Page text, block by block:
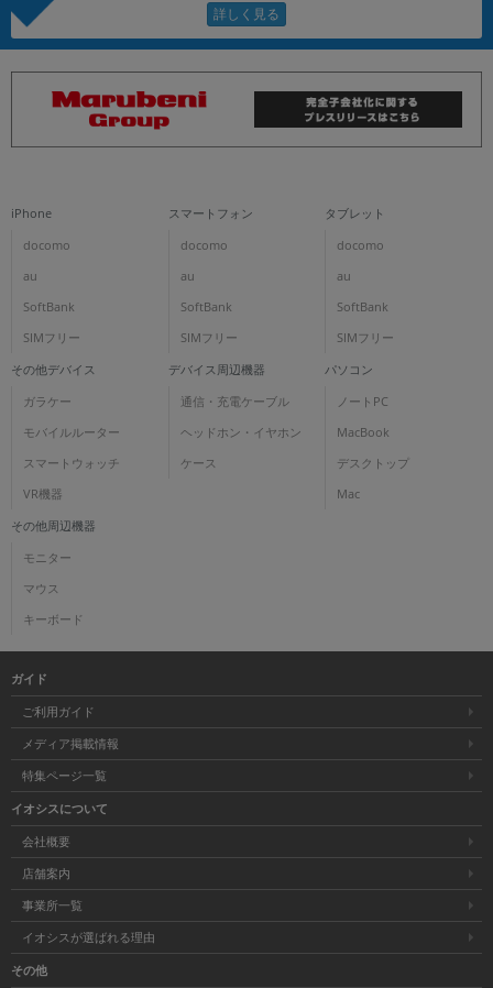
iPhone
docomo
au
SoftBank
SIMフリー
スマートフォン
docomo
au
SoftBank
SIMフリー
タブレット
docomo
au
SoftBank
SIMフリー
その他デバイス
ガラケー
モバイルルーター
スマートウォッチ
VR機器
デバイス周辺機器
通信・充電ケーブル
ヘッドホン・イヤホン
ケース
パソコン
ノートPC
MacBook
デスクトップ
Mac
その他周辺機器
モニター
マウス
キーボード
ガイド
ご利用ガイド
メディア掲載情報
特集ページ一覧
イオシスについて
会社概要
店舗案内
事業所一覧
イオシスが選ばれる理由
その他